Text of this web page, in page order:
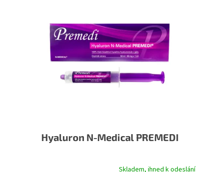
Hyaluron N-Medical PREMEDI
Skladem, ihned k odeslání